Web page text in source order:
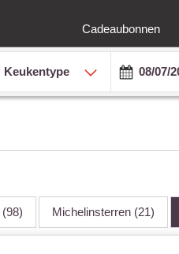
Cadeaubonnen
Keukentype
(98) Michelinsterren (21)